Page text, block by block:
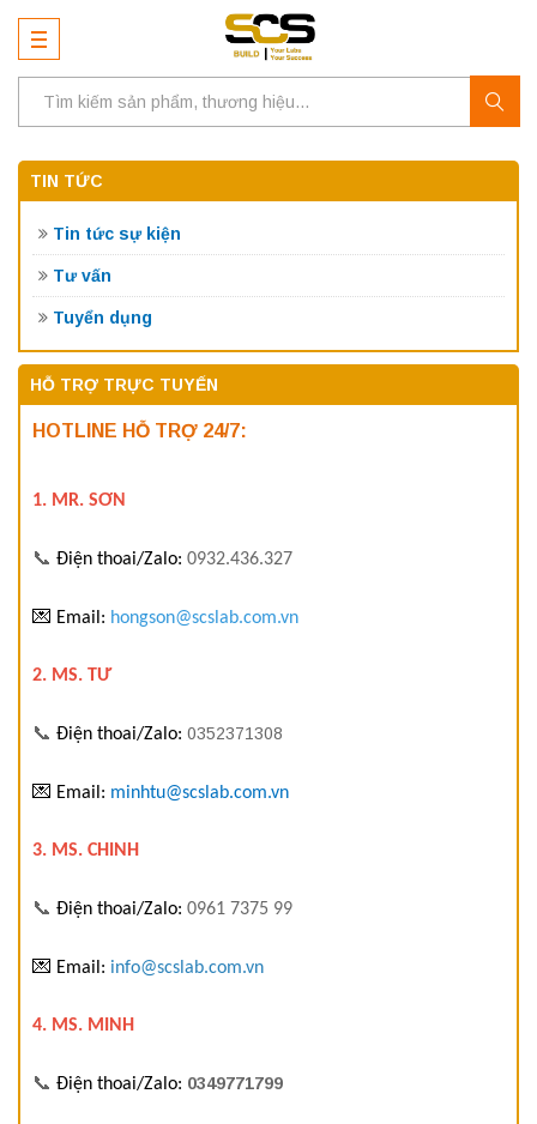
TIN TỨC
Tin tức sự kiện
Tư vấn
Tuyển dụng
HỖ TRỢ TRỰC TUYẾN
HOTLINE HỖ TRỢ 24/7:
1. MR. SƠN
📞 Điện thoai/Zalo: 0932.436.327
💌 Email: hongson@scslab.com.vn
2. MS. TƯ
📞 Điện thoai/Zalo: 0352371308
💌 Email: minhtu@scslab.com.vn
3. MS. CHINH
📞 Điện thoai/Zalo: 0961 7375 99
💌 Email: info@scslab.com.vn
4. MS. MINH
📞 Điện thoai/Zalo: 0349771799